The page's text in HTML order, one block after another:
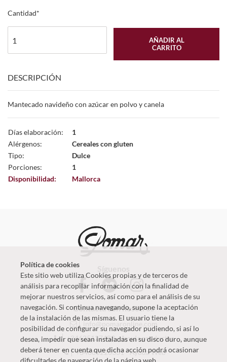
Cantidad
AÑADIR AL
CARRITO
DESCRIPCIÓN
Mantecado navideño con azúcar en polvo y canela
Días elaboración:
1
Alérgenos:
Cereales con gluten
Tipo:
Dulce
Porciones:
1
Disponibilidad:
Mallorca
Contacta con nosotros
+34625127483-Ayuda productos
+34660220331-Ayuda Web
Política de cookies
Este sitio web utiliza Cookies propias y de terceros de
análisis para recopilar información con la finalidad de
mejorar nuestros servicios, así como para el análisis de su
navegación. Si continua navegando, supone la aceptación
de la instalación de las mismas. El usuario tiene la
posibilidad de configurar su navegador pudiendo, si así lo
desea, impedir que sean instaladas en su disco duro, aunque
deberá tener en cuenta que dicha acción podrá ocasionar
dificultades de navegación de la página web